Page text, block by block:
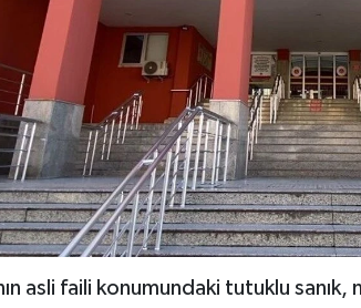
asli faili konumundaki tutuklu sanık,